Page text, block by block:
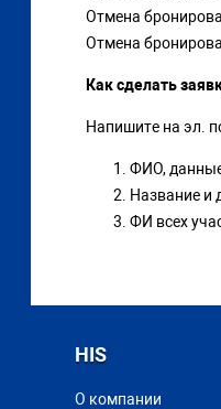
Отмена
Отмена
Как сделать
Напишите на эл.
ФИО,
Название и
ФИ всех
HIS
О компании